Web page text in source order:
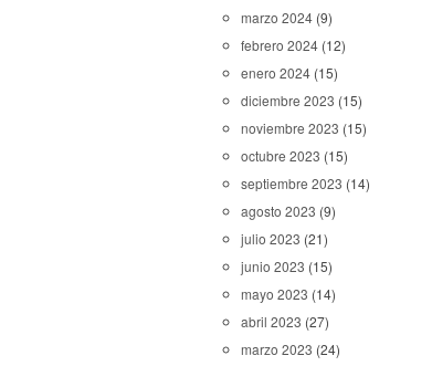
marzo 2024 (9)
febrero 2024 (12)
enero 2024 (15)
diciembre 2023 (15)
noviembre 2023 (15)
octubre 2023 (15)
septiembre 2023 (14)
agosto 2023 (9)
julio 2023 (21)
junio 2023 (15)
mayo 2023 (14)
abril 2023 (27)
marzo 2023 (24)